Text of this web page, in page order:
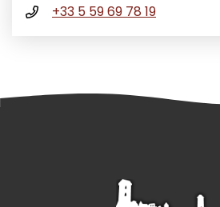
+33 5 59 69 78 19